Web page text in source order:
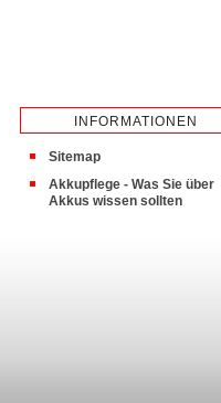
INFORMATIONEN
Sitemap
Akkupflege - Was Sie über
Akkus wissen sollten